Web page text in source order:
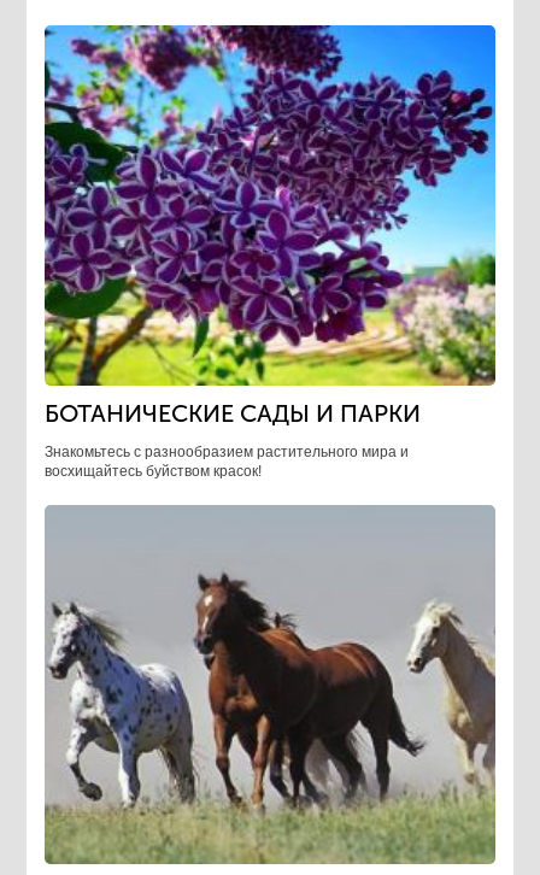
БОТАНИЧЕСКИЕ САДЫ И ПАРКИ
Знакомьтесь с разнообразием растительного мира и
восхищайтесь буйством красок!